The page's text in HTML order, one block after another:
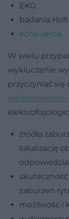
EKG
badania
echo serca
W wielu
wykluczenie
przyczyniać
niedokrwiennej
źródła
lokalizację
zaburzeń
możliwość i